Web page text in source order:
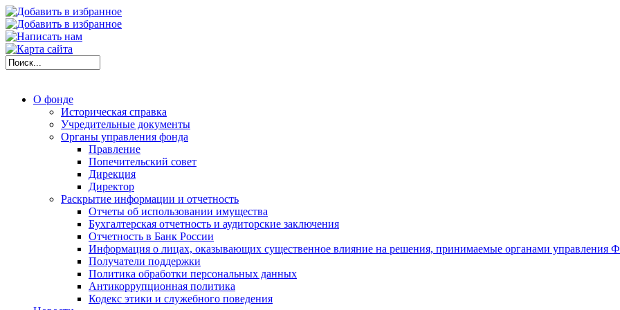
О фонде
Историческая справка
Учредительные документы
Органы управления фонда
Правление
Попечительский совет
Дирекция
Директор
Раскрытие информации и отчетность
Отчеты об использовании имущества
Бухгалтерская отчетность и аудиторские заключения
Отчетность в Банк России
Информация о лицах, оказывающих существенное влияние на решения, принимаемые органами управления
Получатели поддержки
Политика обработки персональных данных
Антикоррупционная политика
Кодекс этики и служебного поведения